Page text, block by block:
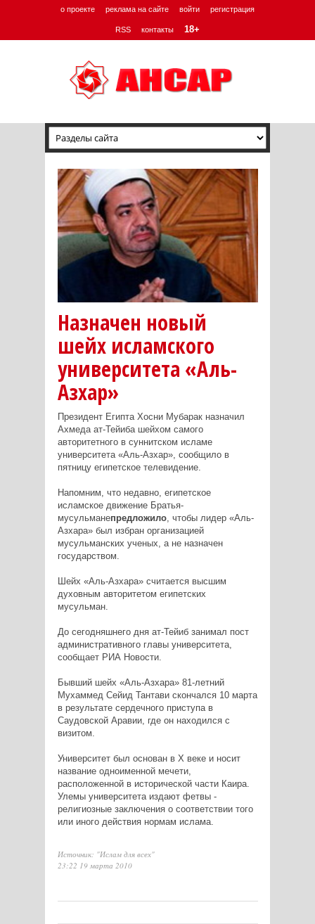
о проекте реклама на сайте войти регистрация
RSS контакты 18+
Назначен новый
шейх исламского
университета «Аль-
Азхар»
Президент Египта Хосни Мубарак назначил
Ахмеда ат-Тейиба шейхом самого
авторитетного в суннитском исламе
университета «Аль-Азхар», сообщило в
пятницу египетское телевидение.
Напомним, что недавно, египетское
исламское движение Братья-
мусульманепредложило, чтобы лидер «Аль-
Азхара» был избран организацией
мусульманских ученых, а не назначен
государством.
Шейх «Аль-Азхара» считается высшим
духовным авторитетом египетских
мусульман.
До сегодняшнего дня ат-Тейиб занимал пост
административного главы университета,
сообщает РИА Новости.
Бывший шейх «Аль-Азхара» 81-летний
Мухаммед Сейид Тантави скончался 10 марта
в результате сердечного приступа в
Саудовской Аравии, где он находился с
визитом.
Университет был основан в Х веке и носит
название одноименной мечети,
расположенной в исторической части Каира.
Улемы университета издают фетвы -
религиозные заключения о соответствии того
или иного действия нормам ислама.
Источник: "Ислам для всех"
23:22 19 марта 2010